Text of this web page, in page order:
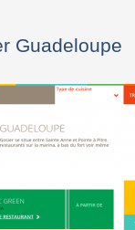
Guadeloupe